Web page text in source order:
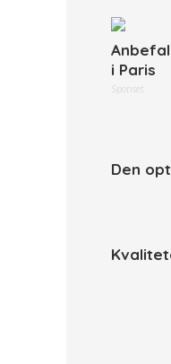
i Paris
Sponset
Den